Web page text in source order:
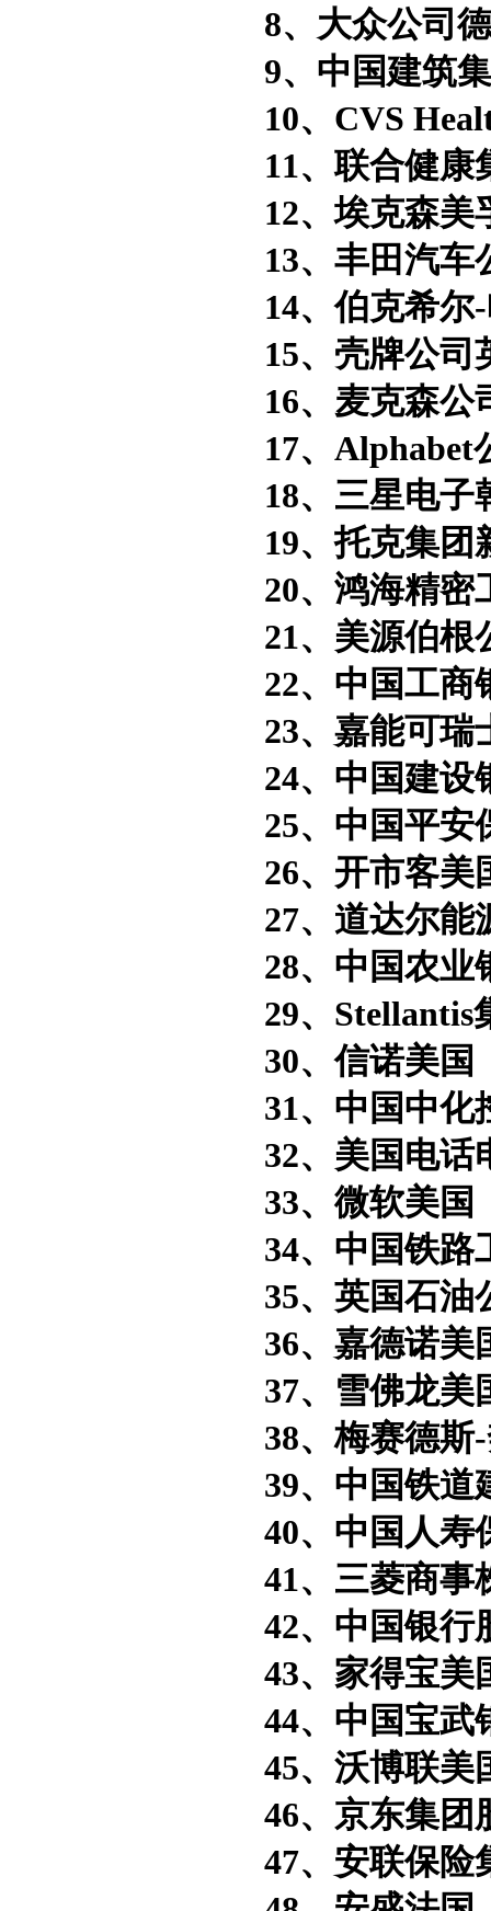
8、大众公司
9、中国建筑集
10、CVS
11、联合健康
12、埃克森美
13、丰田汽车
14、伯克希尔-
15、壳牌公司
16、麦克森公
17、Alphabet
18、三星电子
19、托克集团
20、鸿海精密
21、美源伯根
22、中国工商
23、嘉能可瑞
24、中国建设
25、中国平安
26、开市客美
27、道达尔能
28、中国农业
29、Stellantis
30、信诺美国
31、中国中化
32、美国电话
33、微软美国
34、中国铁路
35、英国石油
36、嘉德诺美
37、雪佛龙美
38、梅赛德斯-
39、中国铁道
40、中国人寿
41、三菱商事
42、中国银行
43、家得宝美
44、中国宝武
45、沃博联美
46、京东集团
47、安联保险